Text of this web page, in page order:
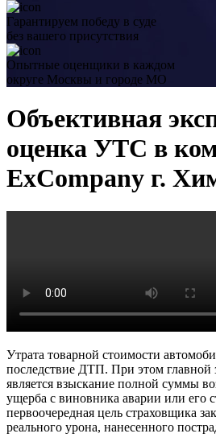
Гарантируем победу в суде
без вашего присутствия
Опытные оценщики в каждом
округе Москвы и городе МО
Объективная
оценка УТС в
ExCompany г.
Утрата товарной стоимости
последствие ДТП. При этом главной
является взыскание полной суммы
ущерба с виновника аварии или его
первоочередная цель страховщика
реального урона, нанесенного